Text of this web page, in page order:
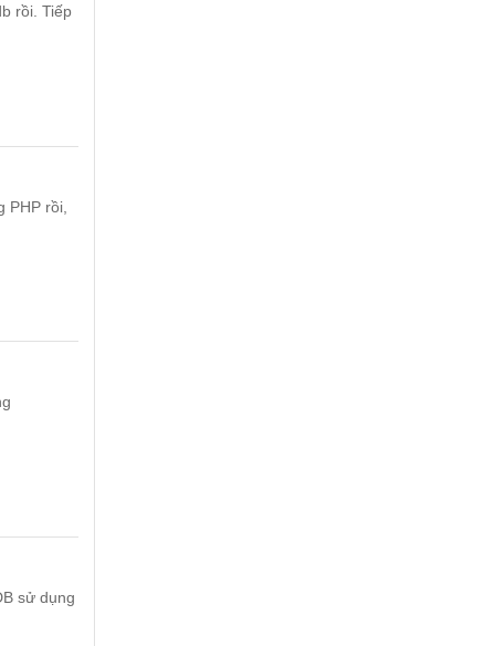
rồi. Tiếp
PHP rồi,
sử dụng